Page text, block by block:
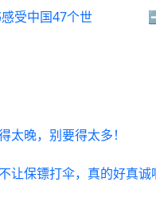
受中国47个世
太晚，别要得太多！
让保镖打伞，真的好真